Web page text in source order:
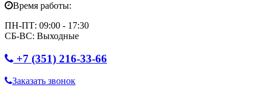
Время работы:
ПН-ПТ: 09:00 - 17:30
СБ-ВС: Выходные
+7 (351) 216-33-66
Заказать звонок